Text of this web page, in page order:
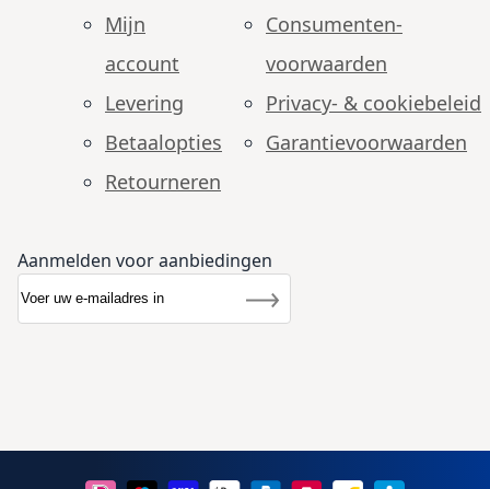
Mijn
account
Levering
Betaalopties
Retourneren
Consumenten­
voorwaarden
Privacy- & cookiebeleid
Garantie­voorwaarden
Aanmelden voor aanbiedingen
Nieuwsbrief
Inschrijven